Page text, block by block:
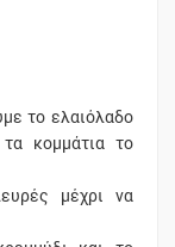
το ελαιόλαδο
κομμάτια το
μέχρι να